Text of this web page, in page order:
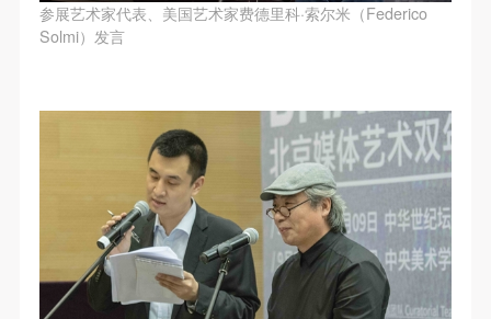
参展艺术家代表、美国艺术家费德里科·索尔米（Federico
Solmi）发言